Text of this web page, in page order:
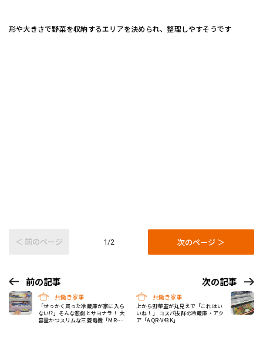
形や大きさで野菜を収納するエリアを決められ、整理しやすそうです
＜ 前のページ 1/2 次のページ ＞
前の記事
共働き家事
「せっかく買った冷蔵庫が家に入ら
ない⁉」そんな悲劇とサヨナラ！ 大
容量かつスリムな三菱電機「MR-
次の記事
共働き家事
上から野菜室が丸見えで「これはい
いね！」 コスパ抜群の冷蔵庫・アク
ア「AQR-V43K」